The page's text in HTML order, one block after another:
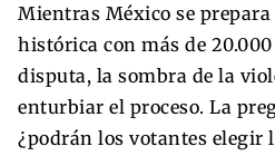
Mientras México se
histórica con más de
disputa, la sombra de la
enturbiar el proceso. La
¿podrán los votantes elegir